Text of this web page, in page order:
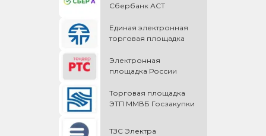
Сбербанк АСТ
Единая электронная
торговая площадка
Электронная
площадка России
Торговая площадка
ЭТП ММВБ Госзакупки
ТЗС Электра